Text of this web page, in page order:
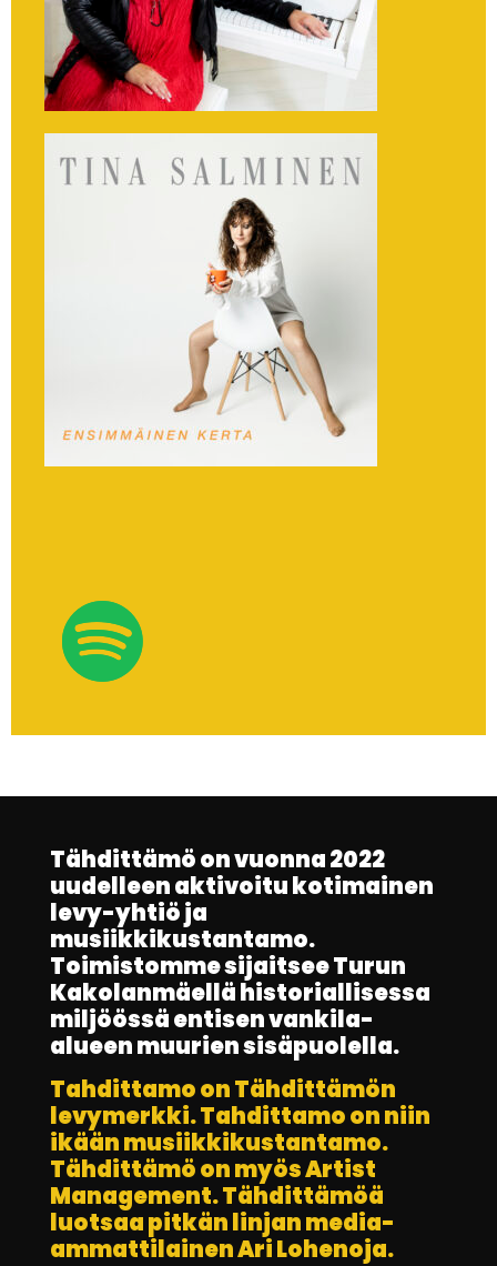
Tähdittämö on vuonna 2022
uudelleen aktivoitu kotimainen
levy-yhtiö ja
musiikkikustantamo.
Toimistomme sijaitsee Turun
Kakolanmäellä historiallisessa
miljöössä entisen vankila-
alueen muurien sisäpuolella.
Tahdittamo on Tähdittämön
levymerkki. Tahdittamo on niin
ikään musiikkikustantamo.
Tähdittämö on myös Artist
Management. Tähdittämöä
luotsaa pitkän linjan media-
ammattilainen Ari Lohenoja.